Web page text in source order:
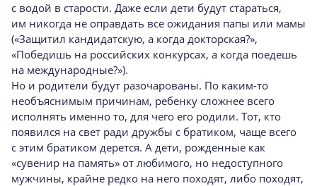
с водой в старости. Даже если дети будут стараться,
им никогда не оправдать все ожидания папы или мамы
(«Защитил кандидатскую, а когда докторская?»,
«Победишь на российских конкурсах, а когда поедешь
на международные?»).
Но и родители будут разочарованы. По каким-то
необъяснимым причинам, ребенку сложнее всего
исполнять именно то, для чего его родили. Тот, кто
появился на свет ради дружбы с братиком, чаще всего
с этим братиком дерется. А дети, рожденные как
«сувенир на память» от любимого, но недоступного
мужчины, крайне редко на него походят, либо походят,